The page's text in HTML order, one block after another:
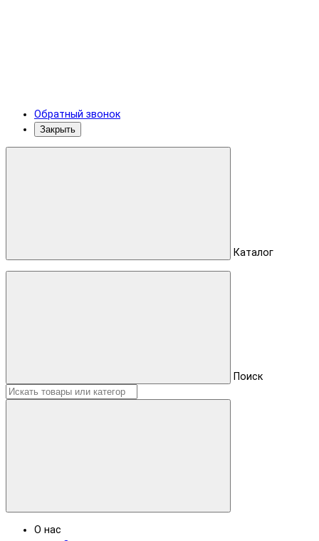
Обратный звонок
Закрыть
Каталог
Поиск
О нас